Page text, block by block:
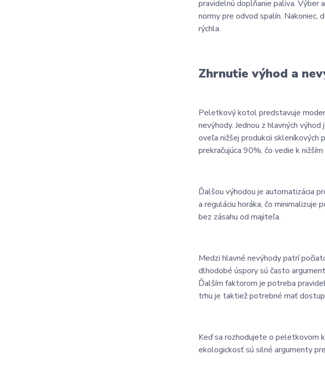
pravidelnú dopĺňanie paliva. Výber
normy pre odvod spalín. Nakoniec,
rýchla.
Zhrnutie výhod a
Peletkový kotol predstavuje
nevýhody. Jednou z hlavných
oveľa nižšej produkcii
prekračujúca 90%, čo vedie k
Ďalšou výhodou je automatizácia
a reguláciu horáka, čo
bez zásahu od majiteľa.
Medzi hlavné nevýhody patrí
dlhodobé úspory sú často
Ďalším faktorom je potreba
trhu je taktiež potrebné mať
Keď sa rozhodujete o peletkovom
ekologickosť sú silné argumenty